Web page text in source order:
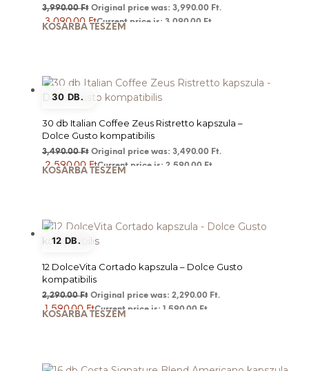
3,990.00Ft Original price was: 3,990.00 Ft.
3,090.00 FtCurrent price is: 3,090.00 Ft.
KOSÁRBA TESZEM
30 DB.
30 db Italian Coffee Zeus Ristretto kapszula –
Dolce Gusto kompatibilis
3,490.00Ft Original price was: 3,490.00 Ft.
2,590.00 FtCurrent price is: 2,590.00 Ft.
KOSÁRBA TESZEM
12 DB.
12 DolceVita Cortado kapszula – Dolce Gusto
kompatibilis
2,290.00Ft Original price was: 2,290.00 Ft.
1,590.00FtCurrent price is: 1,590.00 Ft.
KOSÁRBA TESZEM